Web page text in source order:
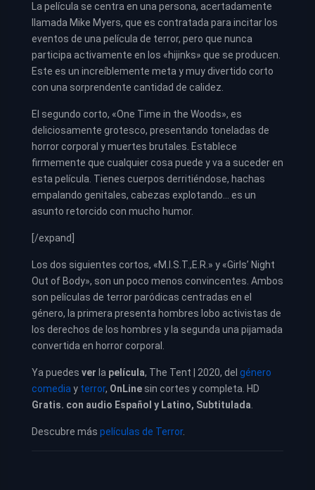
La película se centra en una persona, acertadamente
llamada Mike Myers, que es contratada para incitar los
eventos de una película de terror, pero que nunca
participa activamente en los «hijinks» que se producen.
Este es un increíblemente meta y muy divertido corto
con una sorprendente cantidad de calidez.
El segundo corto, «One Time in the Woods», es
deliciosamente grotesco, presentando toneladas de
horror corporal y muertes brutales. Establece
firmemente que cualquier cosa puede y va a suceder en
esta película. Tienes cuerpos derritiéndose, hachas
empalando genitales, cabezas explotando… es un
asunto retorcido con mucho humor.
[/expand]
Los dos siguientes cortos, «M.I.S.T.,E.R.» y «Girls’ Night
Out of Body», son un poco menos convincentes. Ambos
son películas de terror paródicas centradas en el
género, la primera presenta hombres lobo activistas de
los derechos de los hombres y la segunda una pijamada
convertida en horror corporal.
Ya puedes ver la película, The Tent | 2020, del género
comedia y terror, OnLine sin cortes y completa. HD
Gratis. con audio Español y Latino, Subtitulada
Descubre más películas de Terror.